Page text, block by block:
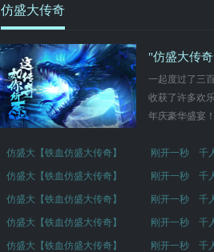
仿盛大传奇
"仿盛大传
一起度过了三
收获了许多欢
年庆豪华盛宴
仿盛大【铁血仿盛大传奇】 刚开一秒 千
仿盛大【铁血仿盛大传奇】 刚开一秒 千
仿盛大【铁血仿盛大传奇】 刚开一秒 千
仿盛大【铁血仿盛大传奇】 刚开一秒 千
仿盛大【铁血仿盛大传奇】 刚开一秒 千